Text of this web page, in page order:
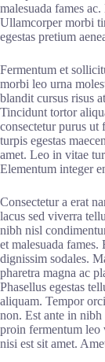
malesuada fames
Ullamcorper morbi
egestas pretium
Fermentum et
morbi leo urna
blandit cursus risus
Tincidunt tortor
consectetur purus ut
turpis egestas
amet. Leo in vitae
Elementum integer
Consectetur a erat
lacus sed viverra
nibh nisl
et malesuada
dignissim sodales.
pharetra magna ac
Phasellus egestas
aliquam. Tempor
non. Est ante in
proin fermentum leo
nisi est sit amet.